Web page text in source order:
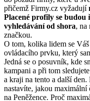
přičemž Firmy.cz vyžadují
Placené profily se budou
vyhledávání od shora, na
značkou.
O tom, kolika lidem se
ovládacího prvku, který
Jedná se o posuvník, kde
kampani a při tom
a kraji na tento a další
nastavíte, jakou maximální
na Peněžence. Proč